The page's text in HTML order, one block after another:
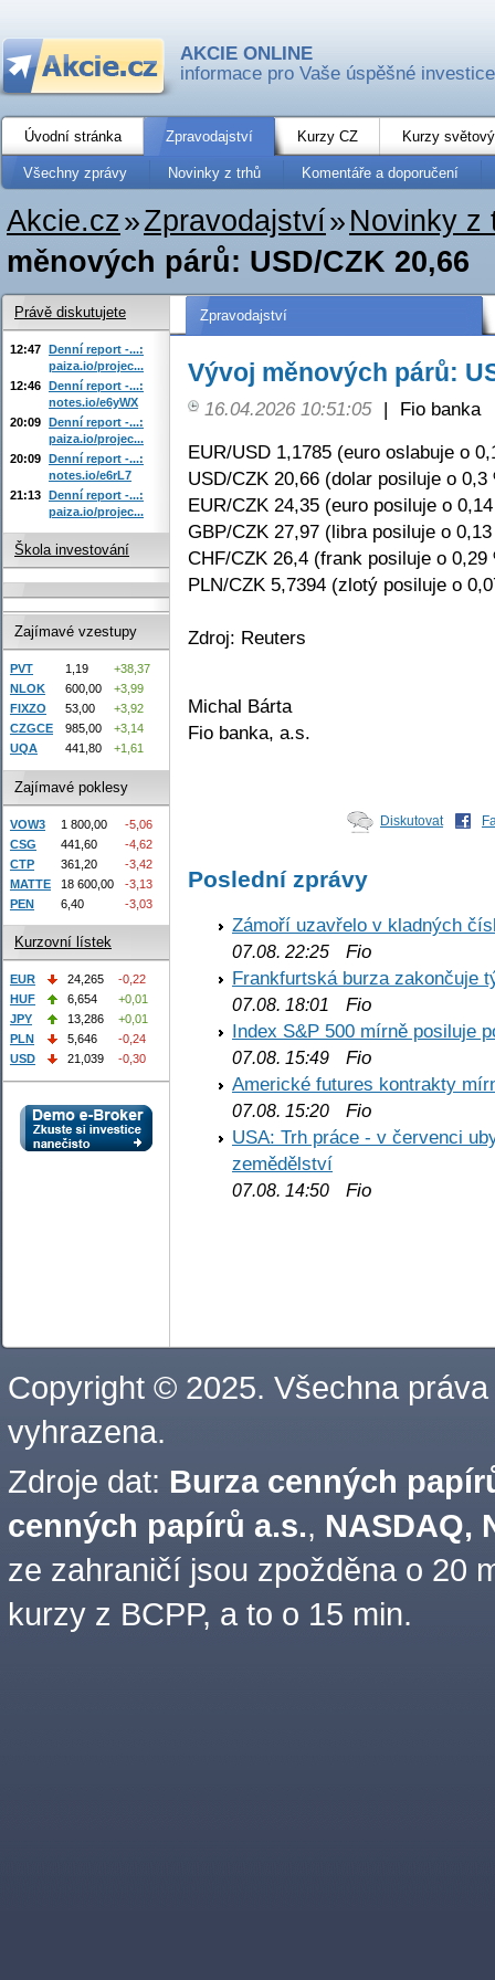
AKCIE ONLINE
informace pro Vaše úspěšné investice
Úvodní stránka Zpravodajství Kurzy CZ Kurzy
Všechny zprávy Novinky z trhů Komentáře a doporučení
Akcie.cz»Zpravodajství» Novinky z
měnových párů: USD/CZK 20,66
Zpravodajství
Vývoj měnových párů:
16.04.2026 10:51:05 |
Fio banka
EUR/USD 1,1785 (euro oslabuje o
USD/CZK 20,66 (dolar posiluje o 0,3
EUR/CZK 24,35 (euro posiluje o
GBP/CZK 27,97 (libra posiluje o
CHF/CZK 26,4 (frank posiluje o 0,29
PLN/CZK 5,7394 (zlotý posiluje o
Zdroj: Reuters
Michal Bárta
Fio banka, a.s.
Diskutovat
Poslední zprávy
Zámoří uzavřelo v kladných
07.08. 22:25 Fio
Frankfurtská burza zakončuje
07.08. 18:01
Fio
Index S&P 500 mírně posiluje
07.08. 15:49 Fio
Americké futures kontrakty
07.08. 15:20 Fio
USA: Trh práce - v červenci
zemědělství
07.08. 14:50 Fio
Právě diskutujete
12:47 Denní report -...:
paiza.io/projec...
12:46 Denní report -...:
notes.io/e6yWX
20:09 Denní report -...:
paiza.io/projec...
20:09 Denní report -...:
notes.io/e6rL7
21:13 Denní report -...:
paiza.io/projec...
Škola investování
Zajímavé vzestupy
PVT 1,19
+38,37
NLOK
600,00
+3,99
FIXZO
53,00
+3,92
CZGCE
985,00
+3,14
UQA
441,80 +1,61
Zajímavé poklesy
VOW3 1 800,00
-5,06
CSG
441,60
-4,62
CTP
361,20
-3,42
MATTE
18 600,00
-3,13
PEN
6,40 -3,03
Kurzovní lístek
EUR 24,265
-0,22
HUF
6,654
+0,01
JPY
13,286
+0,01
PLN
5,646
-0,24
USD
21,039 -0,30
Copyright © 2025. Všechna práva
vyhrazena.
Zdroje dat: Burza cenných
cenných papírů a.s., NASDAQ,
ze zahraničí jsou zpožděna o 20
kurzy z BCPP, a to o 15 min.